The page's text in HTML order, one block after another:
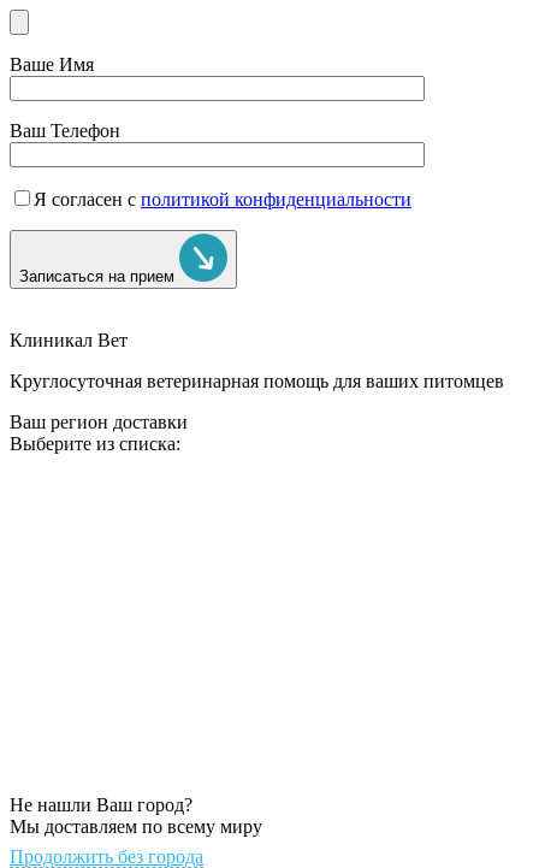
Ваше Имя
Ваш Телефон
Я согласен с политикой конфиденциальности
Записаться на прием
Клиникал Вет
Круглосуточная ветеринарная помощь для ваших питомцев
Ваш регион доставки
Выберите из списка:
Не нашли Ваш город?
Мы доставляем по всему миру
Продолжить без города